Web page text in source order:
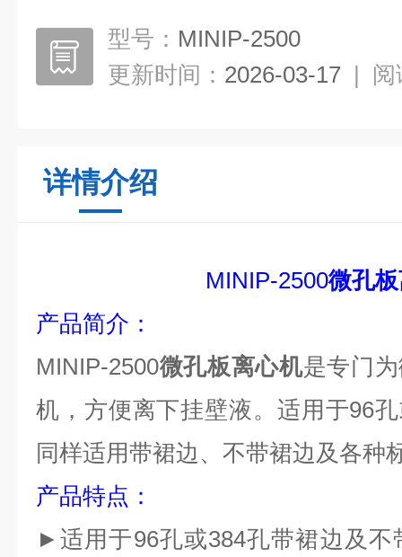
型号： MINIP-2500
更新时间： 2026-03-17 | 阅
详情介绍
MINIP-2500微孔
产品简介 ：
MINIP-2500微孔板离心机是专门
机，方便离下挂壁液。适用于96
同样适用带裙边、不带裙边及各种
产品特点 ：
► 适用于96孔或384孔带裙边及不